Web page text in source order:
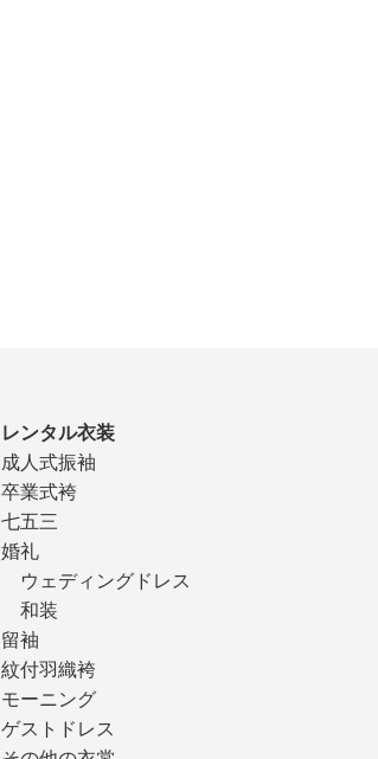
レンタル衣装
成人式振袖
卒業式袴
七五三
婚礼
ウェディングドレス
和装
留袖
紋付羽織袴
モーニング
ゲストドレス